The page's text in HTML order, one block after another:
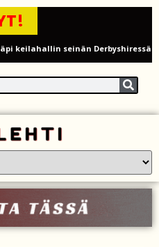
keilahallin seinän Derbyshiressä
käsistä – teini ammuttiin
tuleen Manhattanilla
vuotishääpäiväänsä – näin F1-
sulkemista pois sosiaalisesta